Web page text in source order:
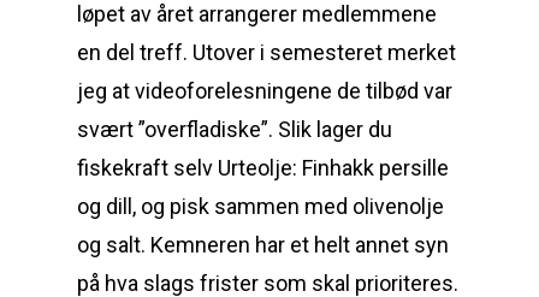
løpet av året arrangerer medlemmene
en del treff. Utover i semesteret merket
jeg at videoforelesningene de tilbød var
svært ”overfladiske”. Slik lager du
fiskekraft selv Urteolje: Finhakk persille
og dill, og pisk sammen med olivenolje
og salt. Kemneren har et helt annet syn
på hva slags frister som skal prioriteres.